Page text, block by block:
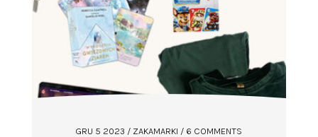
GRU 5 2023 / ZAKAMARKI / 6 COMMENTS